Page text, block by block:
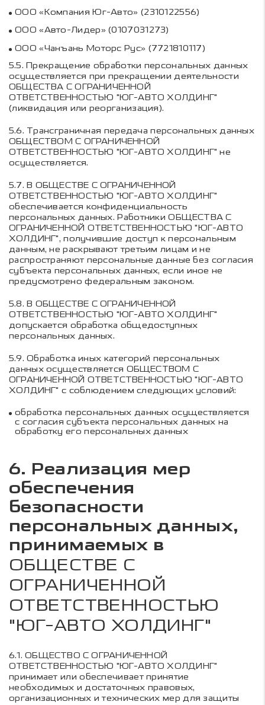
ООО «Компания Юг-Авто» (2310122556)
ООО «Авто-Лидер» (0107031273)
ООО «Чанъань Моторс Рус» (7721810117)
5.5. Прекращение обработки персональных данных
осуществляется при прекращении деятельности
ОБЩЕСТВА С ОГРАНИЧЕННОЙ
ОТВЕТСТВЕННОСТЬЮ "ЮГ-АВТО ХОЛДИНГ"
(ликвидация или реорганизация).
5.6. Трансграничная передача персональных данных
ОБЩЕСТВОМ С ОГРАНИЧЕННОЙ
ОТВЕТСТВЕННОСТЬЮ "ЮГ-АВТО ХОЛДИНГ" не
осуществляется.
5.7. В ОБЩЕСТВЕ С ОГРАНИЧЕННОЙ
ОТВЕТСТВЕННОСТЬЮ "ЮГ-АВТО ХОЛДИНГ"
обеспечивается конфиденциальность
персональных данных. РаботникиОБЩЕСТВА С
ОГРАНИЧЕННОЙ ОТВЕТСТВЕННОСТЬЮ "ЮГ-АВТО
ХОЛДИНГ", получившие доступ к персональным
данным, не раскрывают третьим лицам и не
распространяют персональные данные без согласия
субъекта персональных данных, если иное не
предусмотрено федеральным законом.
5.8. В ОБЩЕСТВЕ С ОГРАНИЧЕННОЙ
ОТВЕТСТВЕННОСТЬЮ "ЮГ-АВТО ХОЛДИНГ"
допускается обработка общедоступных
персональных данных.
5.9. Обработка иных категорий персональных
данных осуществляется ОБЩЕСТВОМ С
ОГРАНИЧЕННОЙ ОТВЕТСТВЕННОСТЬЮ "ЮГ-АВТО
ХОЛДИНГ" с соблюдением следующих условий:
обработка персональных данных осуществляется
с согласия субъекта персональных данных на
обработку его персональных данных
6. Реализация мер
обеспечения
безопасности
персональных данных,
принимаемых в
ОБЩЕСТВЕ С
ОГРАНИЧЕННОЙ
ОТВЕТСТВЕННОСТЬЮ
"ЮГ-АВТО ХОЛДИНГ"
6.1. ОБЩЕСТВО С ОГРАНИЧЕННОЙ
ОТВЕТСТВЕННОСТЬЮ "ЮГ-АВТО ХОЛДИНГ"
принимает или обеспечивает принятие
необходимых и достаточных правовых,
организационных и технических мер для защиты